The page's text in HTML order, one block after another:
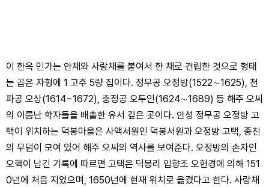
이 한옥 민가는 안채와 사랑채를 붙여서 한 채로 건립한 것으로 형태
는 곱은 자형에 1 고주 5량 집이다. 정무공 오정방(1522∼1625), 천
파공 오상(1614~1672), 충정공 오두인(1624∼1689) 등 해주 오씨
의 이름난 학자들을 배출한 유서 깊은 곳이다. 안성 정무공 오정방 고
택이 위치하는 덕봉마을은 사액서원인 덕봉서원과 오정방 고택, 종친
의 무덤이 모여 있어 해주 오씨의 역사를 보여준다. 오정방의 손자인
오핵이 남긴 기록에 따르면 고택은 덕봉리 입향조 오현경에 의해 151
0년에 처음 지었으며, 1650년에 현재 위치로 옮겼다고 한다. 사랑채